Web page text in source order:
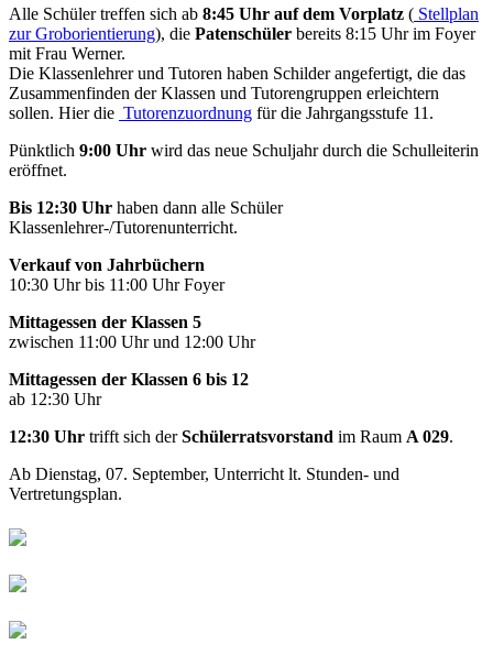
Alle Schüler treffen sich ab 8:45 Uhr auf dem Vorplatz ( Stellplan
zur Groborientierung), die Patenschüler bereits 8:15 Uhr im Foyer
mit Frau Werner.
Die Klassenlehrer und Tutoren haben Schilder angefertigt, die das
Zusammenfinden der Klassen und Tutorengruppen erleichtern
sollen. Hier die Tutorenzuordnung für die Jahrgangsstufe 11.
Pünktlich 9:00 Uhr wird das neue Schuljahr durch die Schulleiterin
eröffnet.
Bis 12:30 Uhr haben dann alle Schüler
Klassenlehrer-/Tutorenunterricht.
Verkauf von Jahrbüchern
10:30 Uhr bis 11:00 Uhr Foyer
Mittagessen der Klassen 5
zwischen 11:00 Uhr und 12:00 Uhr
Mittagessen der Klassen 6 bis 12
ab 12:30 Uhr
12:30 Uhr trifft sich derSchülerratsvorstand im Raum A 029.
Ab Dienstag, 07. September, Unterricht lt. Stunden- und
Vertretungsplan.